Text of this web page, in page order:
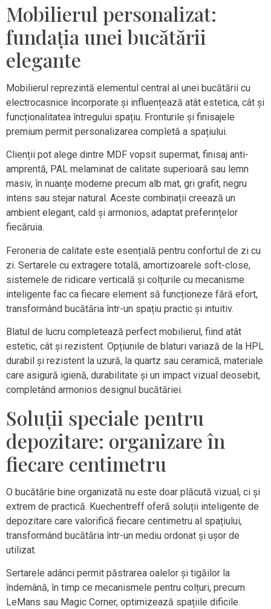
Mobilierul personalizat:
fundația unei bucătării
elegante
Mobilierul reprezintă elementul central al unei bucătării cu
electrocasnice încorporate și influențează atât estetica, cât și
funcționalitatea întregului spațiu. Fronturile și finisajele
premium permit personalizarea completă a spațiului.
Clienții pot alege dintre MDF vopsit supermat, finisaj anti-
amprentă, PAL melaminat de calitate superioară sau lemn
masiv, în nuanțe moderne precum alb mat, gri grafit, negru
intens sau stejar natural. Aceste combinații creează un
ambient elegant, cald și armonios, adaptat preferințelor
fiecăruia.
Feroneria de calitate este esențială pentru confortul de zi cu
zi. Sertarele cu extragere totală, amortizoarele soft-close,
sistemele de ridicare verticală și colțurile cu mecanisme
inteligente fac ca fiecare element să funcționeze fără efort,
transformând bucătăria într-un spațiu practic și intuitiv.
Blatul de lucru completează perfect mobilierul, fiind atât
estetic, cât și rezistent. Opțiunile de blaturi variază de la HPL
durabil și rezistent la uzură, la quartz sau ceramică, materiale
care asigură igienă, durabilitate și un impact vizual deosebit,
completând armonios designul bucătăriei.
Soluții speciale pentru
depozitare: organizare în
fiecare centimetru
O bucătărie bine organizată nu este doar plăcută vizual, ci și
extrem de practică. Kuechentreff oferă soluții inteligente de
depozitare care valorifică fiecare centimetru al spațiului,
transformând bucătăria într-un mediu ordonat și ușor de
utilizat.
Sertarele adânci permit păstrarea oalelor și tigăilor la
îndemână, în timp ce mecanismele pentru colțuri, precum
LeMans sau Magic Corner, optimizează spațiile dificile.